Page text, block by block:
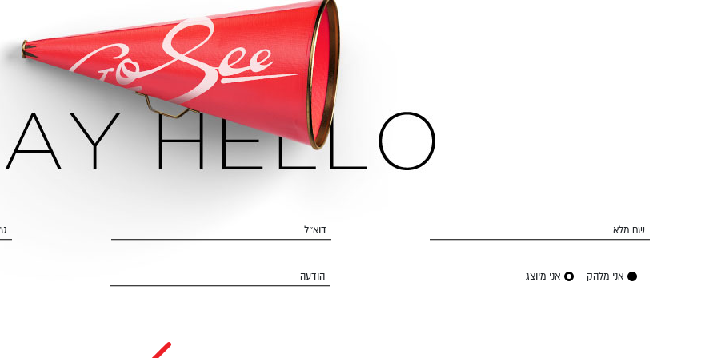
שם מלא דוא״ל
אני מלהק אני מיוצג הודעה